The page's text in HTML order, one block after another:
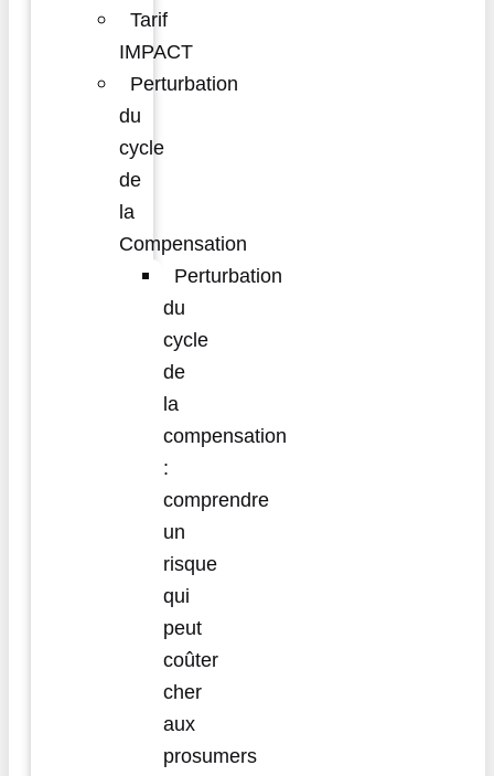
Tarif
IMPACT
Perturbation
du
cycle
de
la
Compensation
Perturbation
du
cycle
de
la
compensation
:
comprendre
un
risque
qui
peut
coûter
cher
aux
prosumers